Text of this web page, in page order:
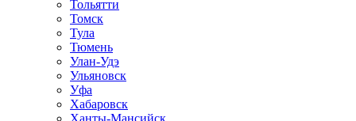
Тольятти
Томск
Тула
Тюмень
Улан-Удэ
Ульяновск
Уфа
Хабаровск
Ханты-Мансийск